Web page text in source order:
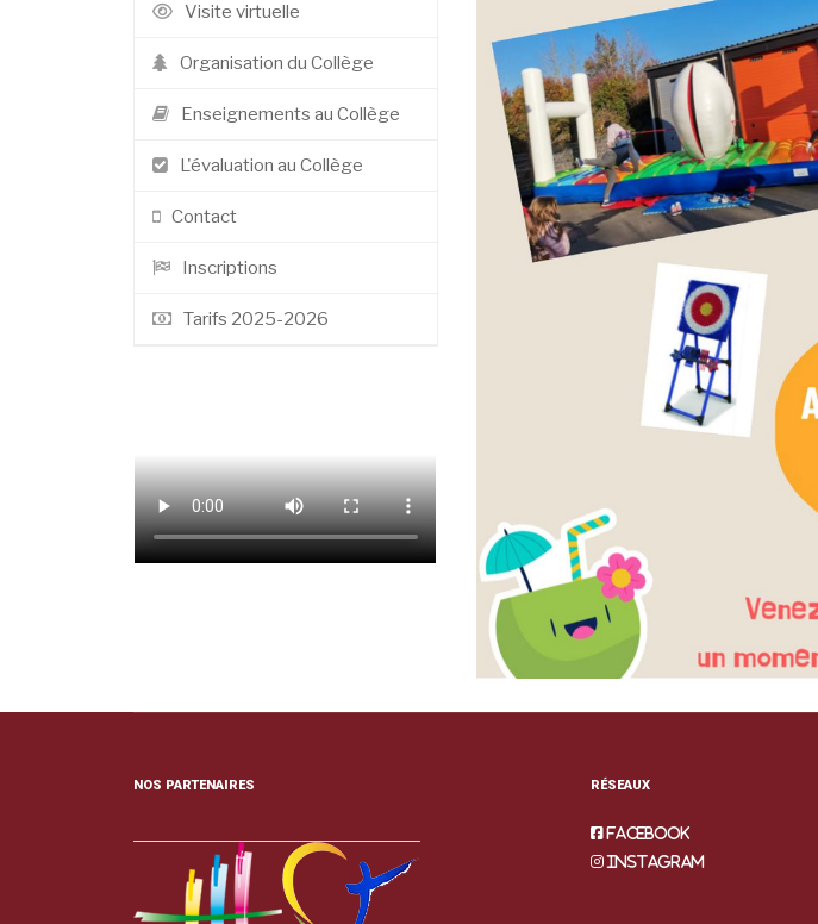
Visite virtuelle
Organisation du Collège
Enseignements au Collège
L'évaluation au Collège
Contact
Inscriptions
Tarifs 2025-2026
NOS PARTENAIRES RÉSEAUX
Facebook
Instagram